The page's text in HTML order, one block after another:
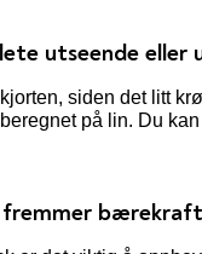
utseende eller
siden det litt
på lin. Du
fremmer bærekraft